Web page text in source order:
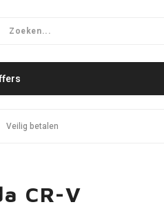
Veilig betalen
CR-V